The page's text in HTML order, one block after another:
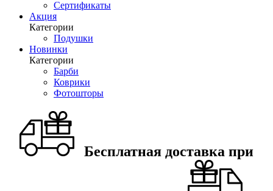
Сертификаты
Акция
Категории
Подушки
Новинки
Категории
Барби
Коврики
Фотошторы
Бесплатная доставка при